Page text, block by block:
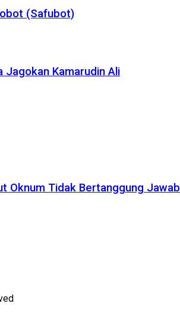
(Safubot)
Jagokan Kamarudin Ali
Oknum Tidak Bertanggung Jawab